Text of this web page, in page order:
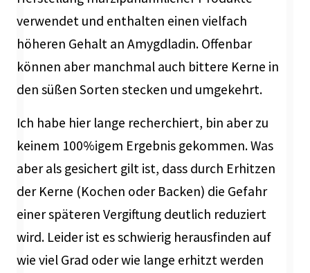
verwendet und enthalten einen vielfach
höheren Gehalt an Amygdladin. Offenbar
können aber manchmal auch bittere Kerne in
den süßen Sorten stecken und umgekehrt.
Ich habe hier lange recherchiert, bin aber zu
keinem 100%igem Ergebnis gekommen. Was
aber als gesichert gilt ist, dass durch Erhitzen
der Kerne (Kochen oder Backen) die Gefahr
einer späteren Vergiftung deutlich reduziert
wird. Leider ist es schwierig herausfinden auf
wie viel Grad oder wie lange erhitzt werden